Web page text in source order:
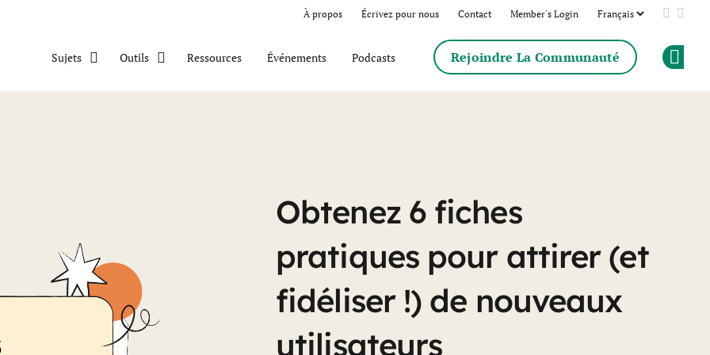
À propos Écrivez pour nous Contact Member's Login Add us
Sujets Outils Ressources Événements Podcasts Rejoindre La Communauté
Obtenez 6 fiches
pratiques pour attirer (et
fidéliser !) de nouveaux
utilisateurs